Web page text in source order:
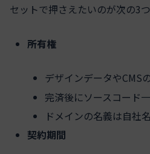
セットで押さえたいのが次の3つ
所有権
デザインデータやCMS
完済後にソースコード
ドメインの名義は自社
契約期間